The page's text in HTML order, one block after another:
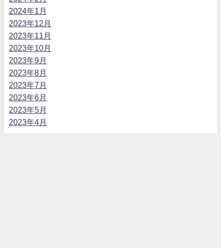
2024年1月
2023年12月
2023年11月
2023年10月
2023年9月
2023年8月
2023年7月
2023年6月
2023年5月
2023年4月